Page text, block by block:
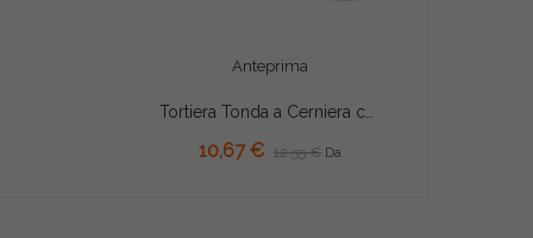
Anteprima
10,67 € 12,55 € Da